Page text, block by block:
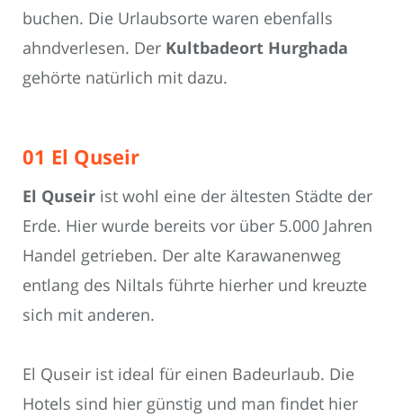
buchen. Die Urlaubsorte waren ebenfalls
ahndverlesen. Der Kultbadeort Hurghada
gehörte natürlich mit dazu.
01 El Quseir
El Quseir ist wohl eine der ältesten Städte der
Erde. Hier wurde bereits vor über 5.000 Jahren
Handel getrieben. Der alte Karawanenweg
entlang des Niltals führte hierher und kreuzte
sich mit anderen.
El Quseir ist ideal für einen Badeurlaub. Die
Hotels sind hier günstig und man findet hier